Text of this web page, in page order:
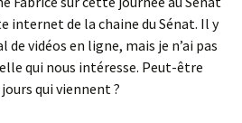
internet de la chaine du Sénat. Il y
de vidéos en ligne, mais je n’ai pas
qui nous intéresse. Peut-être
qui viennent ?